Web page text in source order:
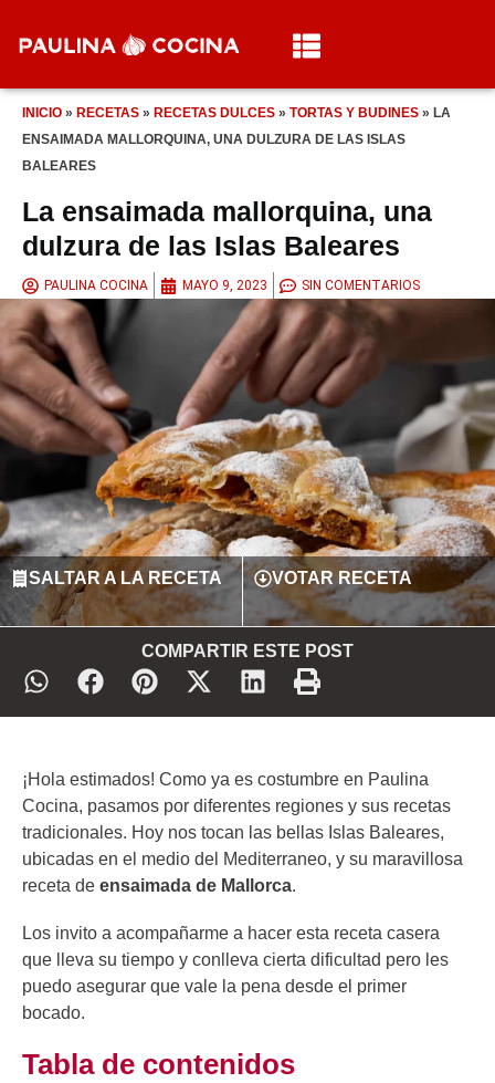
INICIO » RECETAS » RECETAS DULCES » TORTAS Y BUDINES » LA
ENSAIMADA MALLORQUINA, UNA DULZURA DE LAS ISLAS
BALEARES
La ensaimada mallorquina, una
dulzura de las Islas Baleares
PAULINA COCINA MAYO 9, 2023 SIN COMENTARIOS
SALTAR A LA RECETA VOTAR RECETA
COMPARTIR ESTE POST
¡Hola estimados! Como ya es costumbre en Paulina
Cocina, pasamos por diferentes regiones y sus recetas
tradicionales. Hoy nos tocan las bellas Islas Baleares,
ubicadas en el medio del Mediterraneo, y su maravillosa
receta de ensaimada de Mallorca.
Los invito a acompañarme a hacer esta receta casera
que lleva su tiempo y conlleva cierta dificultad pero les
puedo asegurar que vale la pena desde el primer
bocado.
Tabla de contenidos